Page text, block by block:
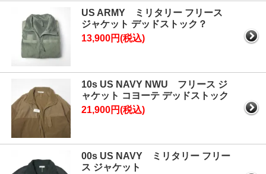
US ARMY ミリタリー フリース
ジャケット デッドストック？
13,900円(税込)
10s US NAVY NWU フリース ジ
ャケット コヨーテ デッドストック
21,900円(税込)
00s US NAVY ミリタリー フリー
ス ジャケット